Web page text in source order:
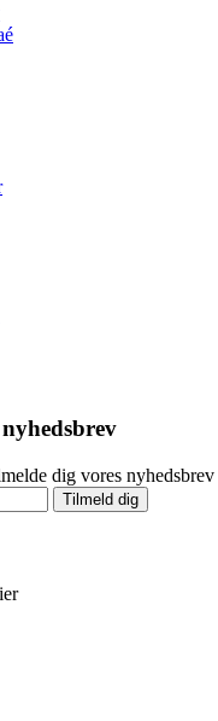
dig vores nyhedsbrev
Tilmeld dig